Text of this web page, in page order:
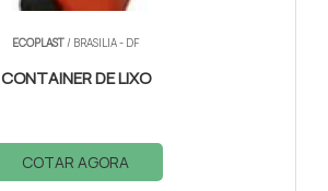
ECOPLAST / BRASILIA - DF
CONTAINER DE LIXO
COTAR AGORA